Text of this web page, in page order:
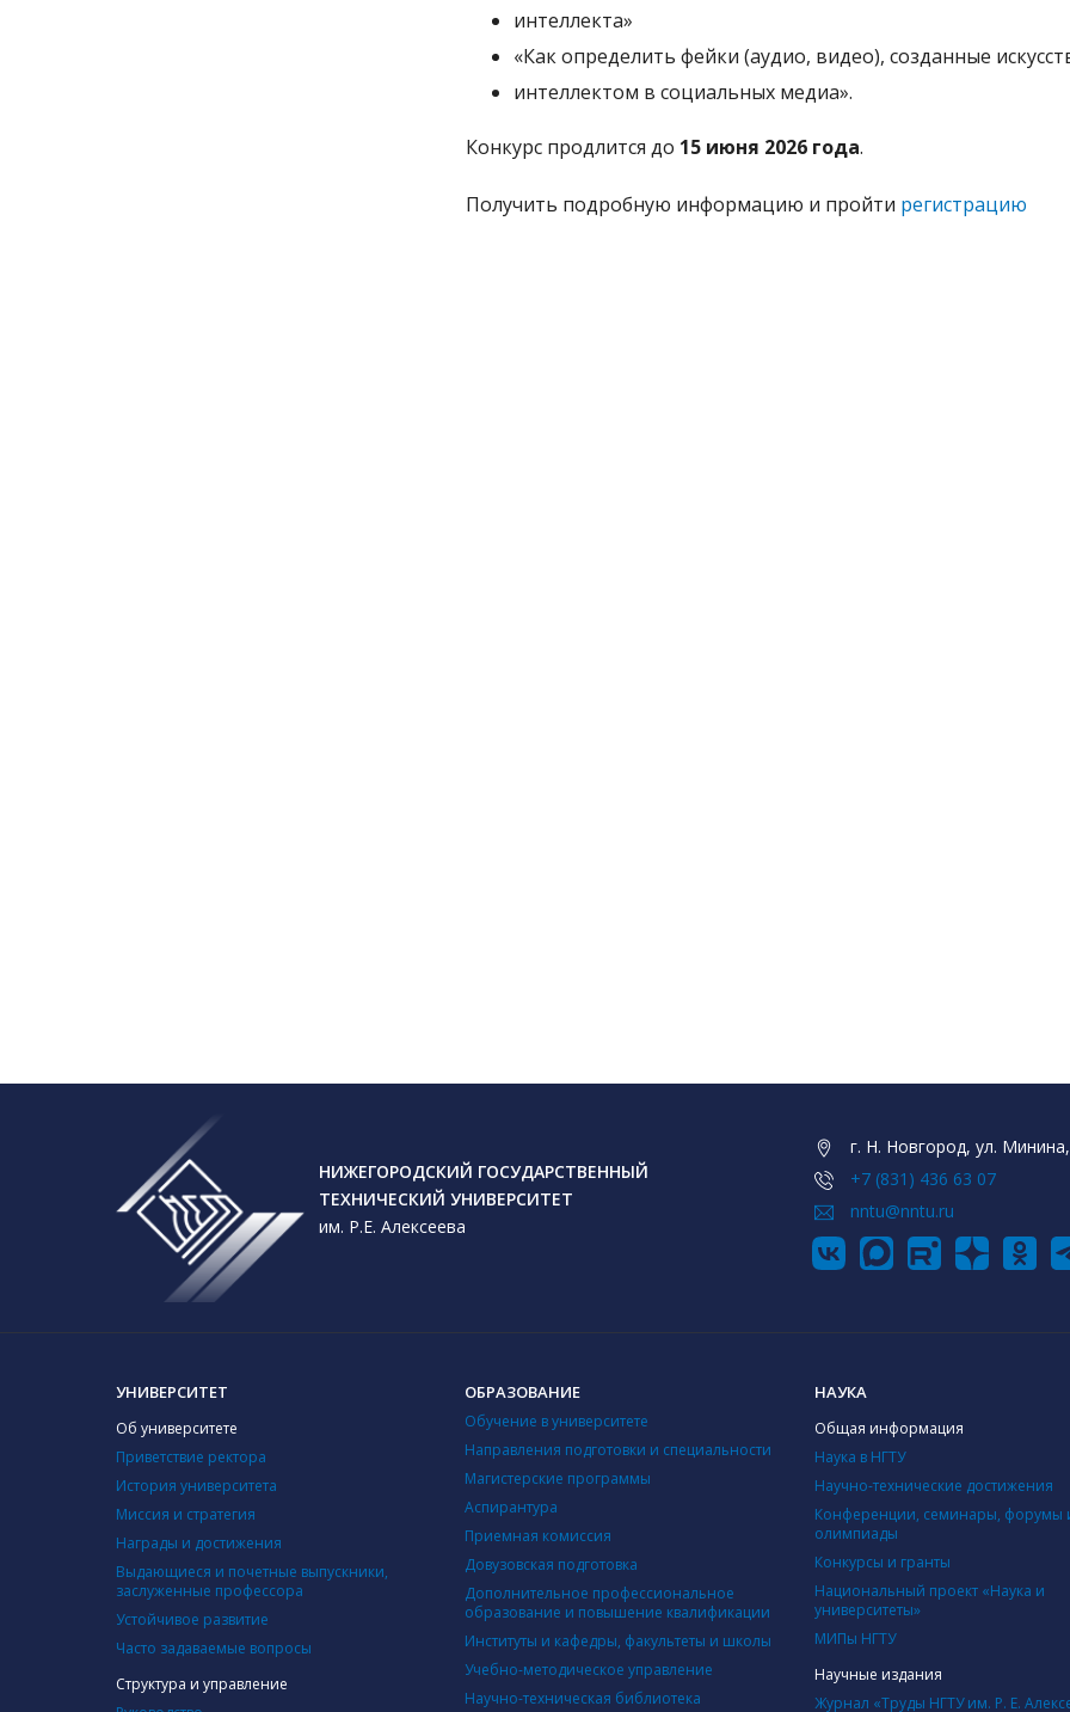
интеллекта»
«Как определить фейки (аудио, видео), созданные
интеллектом в социальных медиа».
Конкурс продлится до 15 июня 2026 года.
Получить подробную информацию и пройти регистрацию
НИЖЕГОРОДСКИЙ ГОСУДАРСТВЕННЫЙ
ТЕХНИЧЕСКИЙ УНИВЕРСИТЕТ
им. Р.Е. Алексеева
г. Н. Новгород, ул.
+7 (831) 436 63 07
nntu@nntu.ru
УНИВЕРСИТЕТ
Об университете
Приветствие ректора
История университета
Миссия и стратегия
Награды и достижения
Выдающиеся и почетные выпускники,
заслуженные профессора
Устойчивое развитие
Часто задаваемые вопросы
Структура и управление
ОБРАЗОВАНИЕ
Обучение в университете
Направления подготовки и специальности
Магистерские программы
Аспирантура
Приемная комиссия
Довузовская подготовка
Дополнительное профессиональное
образование и повышение квалификации
Институты и кафедры, факультеты и школы
Учебно-методическое управление
Научно-техническая библиотека
НАУКА
Общая информация
Наука в НГТУ
Научно-технические достижения
Конференции, семинары, форумы
олимпиады
Конкурсы и гранты
Национальный проект «Наука и
университеты»
МИПы НГТУ
Научные издания
Журнал «Труды НГТУ им. Р. Е.